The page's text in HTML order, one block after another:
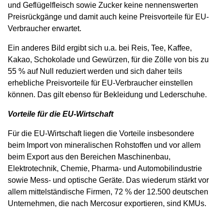
und Geflügelfleisch sowie Zucker keine nennenswerten
Preisrückgänge und damit auch keine Preisvorteile für EU-
Verbraucher erwartet.
Ein anderes Bild ergibt sich u.a. bei Reis, Tee, Kaffee,
Kakao, Schokolade und Gewürzen, für die Zölle von bis zu
55 % auf Null reduziert werden und sich daher teils
erhebliche Preisvorteile für EU-Verbraucher einstellen
können. Das gilt ebenso für Bekleidung und Lederschuhe.
Vorteile für die EU-Wirtschaft
Für die EU-Wirtschaft liegen die Vorteile insbesondere
beim Import von mineralischen Rohstoffen und vor allem
beim Export aus den Bereichen Maschinenbau,
Elektrotechnik, Chemie, Pharma- und Automobilindustrie
sowie Mess- und optische Geräte. Das wiederum stärkt vor
allem mittelständische Firmen, 72 % der 12.500 deutschen
Unternehmen, die nach Mercosur exportieren, sind KMUs.